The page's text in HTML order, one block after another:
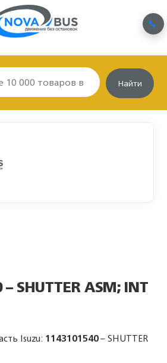
Найти
SHUTTER ASM; INT
Isuzu: 1143101540– SHUTTER